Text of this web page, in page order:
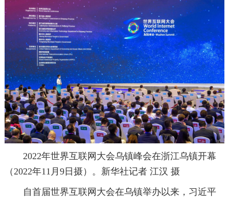
2022年世界互联网大会乌镇峰会在浙江乌镇开幕
（2022年11月9日摄）。新华社记者 江汉 摄
自首届世界互联网大会在乌镇举办以来，习近平